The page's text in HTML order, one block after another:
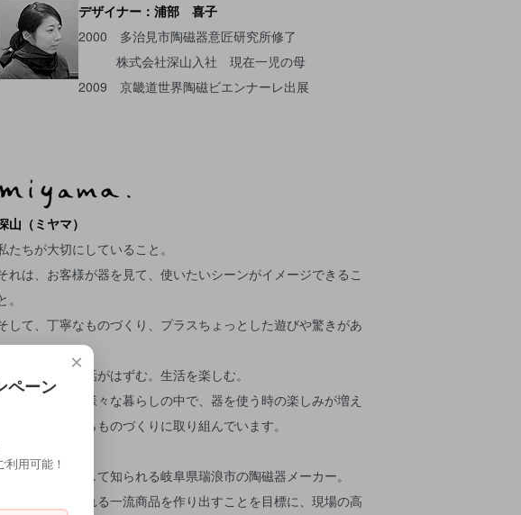
デザイナー：浦部 喜子
2000 多治見市陶磁器意匠研究所修了
株式会社深山入社 現在一児の母
2009 京畿道世界陶磁ビエンナーレ出展
山（ミヤマ）
たちが大切にしていること。
れは、お客様が器を見て、使いたいシーンがイメージできるこ
。
して、丁寧なものづくり、プラスちょっとした遊びや驚きがあ
こと。
料理を盛る。会話がはずむ。生活を楽しむ。
んな日々の、様々な暮らしの中で、器を使う時の楽しみが増え
る事を望みながらものづくりに取り組んでいます。
濃焼の産地として知られる岐阜県瑞浪市の陶磁器メーカー。
世界に受けいられる一流商品を作り出すことを目標に、現場の高
×
ペーン
可能！